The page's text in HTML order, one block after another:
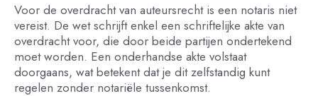
Voor de overdracht van auteursrecht is een notaris niet
vereist. De wet schrijft enkel een schriftelijke akte van
overdracht voor, die door beide partijen ondertekend
moet worden. Een onderhandse akte volstaat
doorgaans, wat betekent dat je dit zelfstandig kunt
regelen zonder notariële tussenkomst.